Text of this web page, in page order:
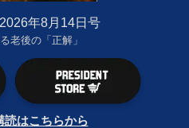
年8月14日号
老後の「正解」
読はこちらから